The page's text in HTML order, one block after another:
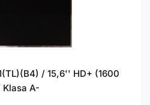
/ 15,6'' HD+ (1600
A-